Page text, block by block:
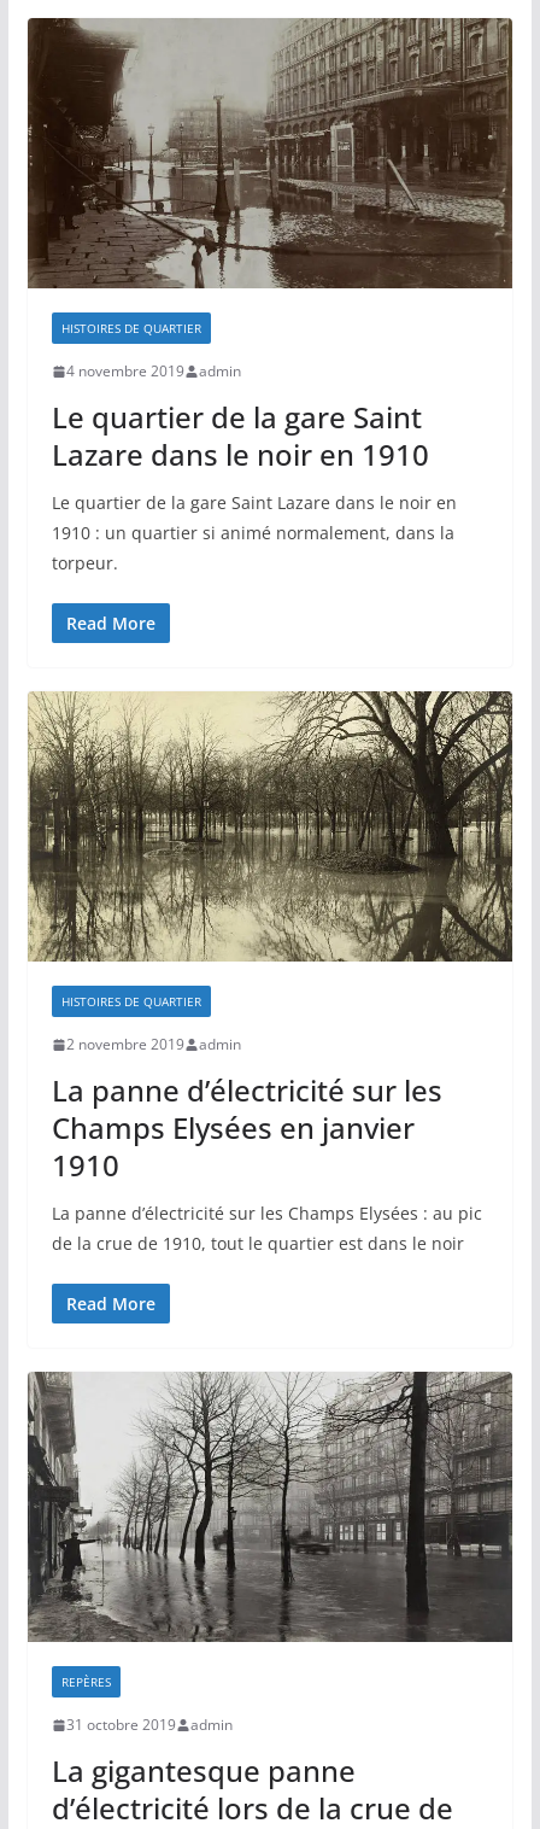
HISTOIRES DE QUARTIER
4 novembre 2019 admin
Le quartier de la gare Saint
Lazare dans le noir en 1910
Le quartier de la gare Saint Lazare dans le noir en
1910 : un quartier si animé normalement, dans la
torpeur.
Read More
HISTOIRES DE QUARTIER
2 novembre 2019 admin
La panne d’électricité sur les
Champs Elysées en janvier
1910
La panne d’électricité sur les Champs Elysées : au pic
de la crue de 1910, tout le quartier est dans le noir
Read More
REPÈRES
31 octobre 2019 admin
La gigantesque panne
d’électricité lors de la crue de